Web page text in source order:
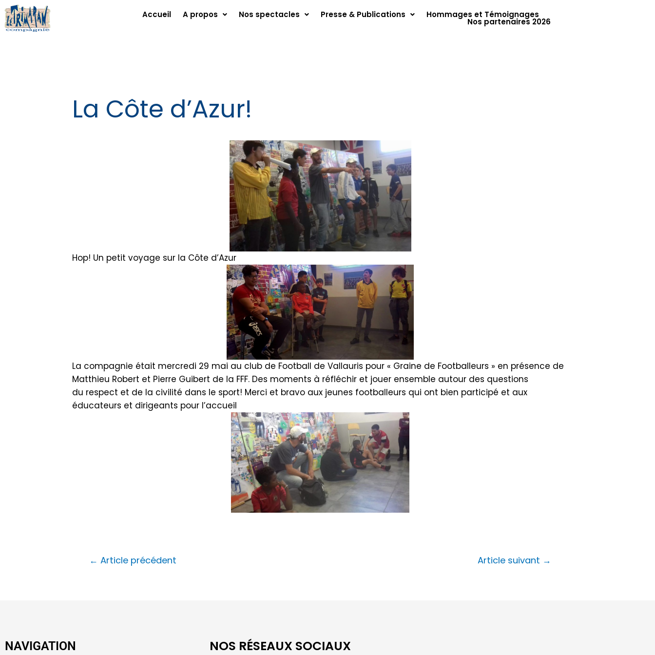
Accueil A propos Nos spectacles Presse & Publications Hommages et Témoignages
Nos partenaires 2026
La Côte d’Azur!
Hop! Un petit voyage sur la Côte d’Azur
La compagnie était mercredi 29 mai au club de Football de Vallauris pour « Graine de Footballeurs » en présence de
Matthieu Robert et Pierre Guibert de la FFF. Des moments à réfléchir et jouer ensemble autour des questions
du respect et de la civilité dans le sport! Merci et bravo aux jeunes footballeurs qui ont bien participé et aux
éducateurs et dirigeants pour l’accueil
← Article précédent Article suivant →
NAVIGATION NOS RÉSEAUX SOCIAUX